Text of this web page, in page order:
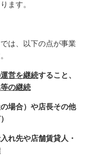
ます。
は、以下の点が事業
営を継続すること、
の継続
場合）や店長その他
れ先や店舗賃貸人・